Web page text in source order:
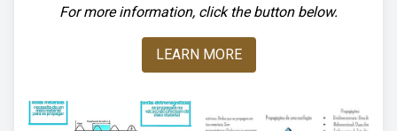
For more information, click the button below.
LEARN MORE